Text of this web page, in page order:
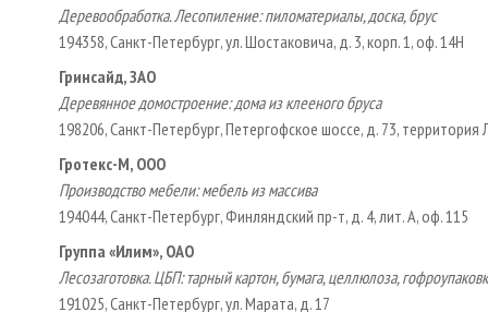
Деревообработка. Лесопиление: пиломатериалы, доска, брус
194358, Санкт-Петербург, ул. Шостаковича, д. 3, корп. 1, оф. 14Н
Гринсайд, ЗАО
Деревянное домостроение: дома из клееного бруса
198206, Санкт-Петербург, Петергофское шоссе, д. 73, территория
Гротекс-М, ООО
Производство мебели: мебель из массива
194044, Санкт-Петербург, Финляндский пр-т, д. 4, лит. А, оф. 115
Группа «Илим», ОАО
Лесозаготовка. ЦБП: тарный картон, бумага, целлюлоза,
191025, Санкт-Петербург, ул. Марата, д. 17